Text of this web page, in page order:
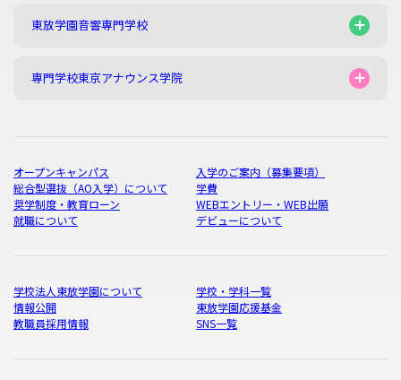
東放学園音響専門学校
専門学校東京アナウンス学院
オープンキャンパス
入学のご案内（募集要項）
総合型選抜（AO入学）について
学費
奨学制度・教育ローン
WEBエントリー・WEB出願
就職について
デビューについて
学校法人東放学園について
学校・学科一覧
情報公開
東放学園応援基金
教職員採用情報
SNS一覧